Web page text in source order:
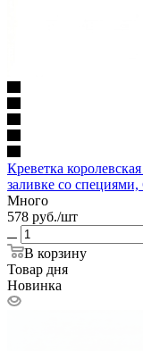
Креветка
заливке со специями,
Много
578 руб./шт
В корзину
Товар дня
Новинка